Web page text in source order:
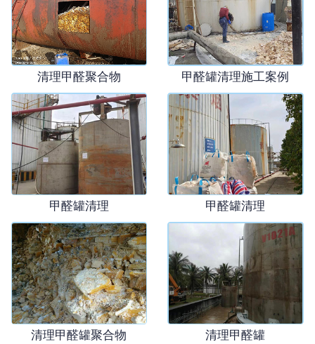
1 2 4 5
清理甲醛聚合物 甲醛罐清理施工案例
甲醛罐清理 甲醛罐清理
清理甲醛罐聚合物 清理甲醛罐